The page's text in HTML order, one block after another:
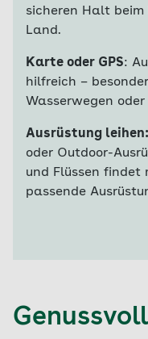
sicheren Halt beim
Land.
Karte oder GPS:
hilfreich –
Wasserwegen
Ausrüstung leihen:
oder Outdoor-
und Flüssen findet
passende